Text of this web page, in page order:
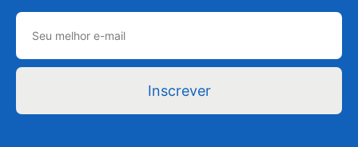
Inscrever